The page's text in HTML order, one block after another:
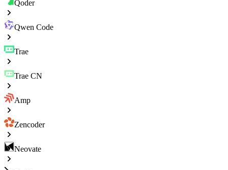
Qoder
Qwen Code
Trae
Trae CN
Amp
Zencoder
Neovate